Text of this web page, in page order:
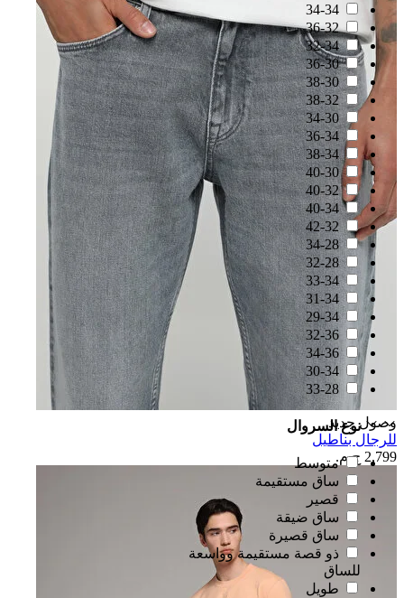
34-34
36-32
32-34
36-30
38-30
38-32
34-30
36-34
38-34
40-30
40-32
40-34
42-32
34-28
32-28
33-34
31-34
29-34
32-36
34-36
30-34
33-28
نوع السروال
متوسط
ساق مستقيمة
قصير
ساق ضيقة
ساق قصيرة
ذو قصة مستقيمة وواسعة
للساق
طويل
وصول جديد
للرجال بناطيل
2,799 ج.م.‏